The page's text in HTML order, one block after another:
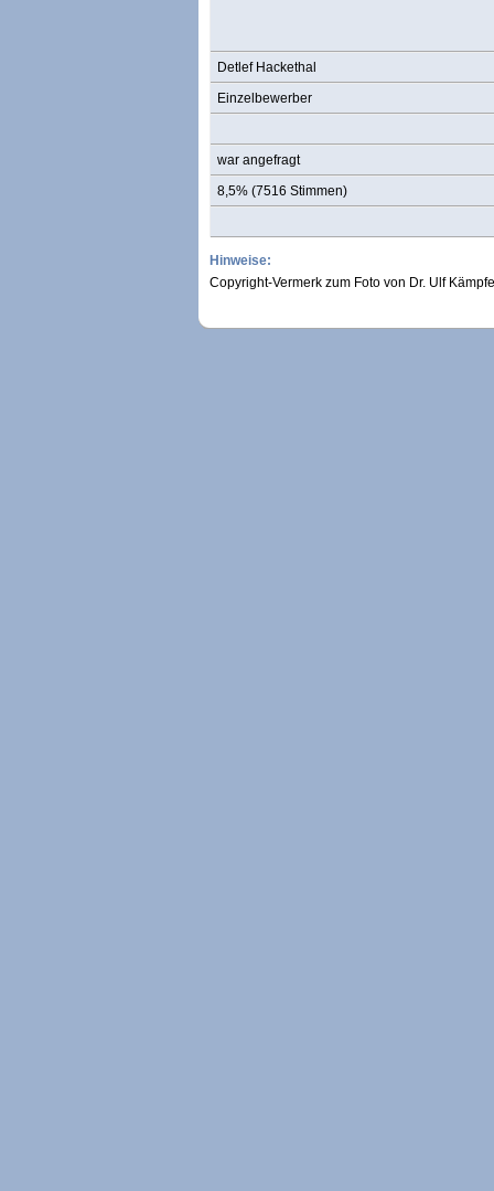
Detlef Hackethal
Einzelbewerber
war angefragt
8,5% (7516 Stimmen)
Hinweise:
Copyright-Vermerk zum Foto von Dr. Ulf